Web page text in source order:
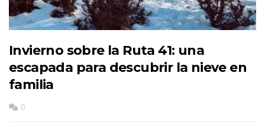
Invierno sobre la Ruta 41: una
escapada para descubrir la nieve en
familia
0